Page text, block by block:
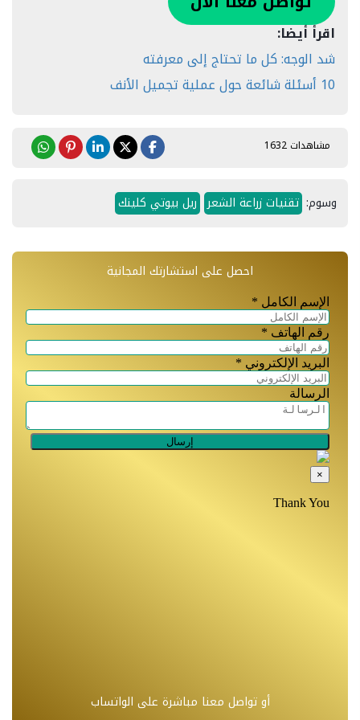
اقرأ أيضا:
شد الوجه: كل ما تحتاج إلى معرفته
10 أسئلة شائعة حول عملية تجميل الأنف
مشاهدات 1632
وسوم: تقنيات زراعة الشعر ريل بيوتي كلينك
احصل على استشارتك المجانية
أو تواصل معنا مباشرة على الواتساب